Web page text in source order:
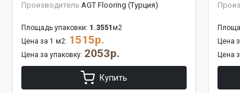
Производитель AGT Flooring (Турция)
Площадь упаковки: 1.3551 м2
Цена за 1 м2: 1515р.
Цена за упаковку: 2053р.
Купить
Цена
Цена